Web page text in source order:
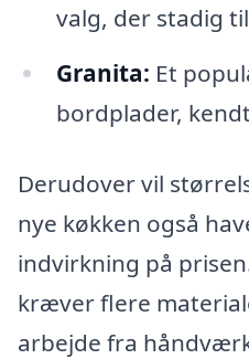
valg, der stadig
Granita: Et
bordplader,
Derudover vil
nye køkken også
indvirkning på
kræver flere
arbejde fra